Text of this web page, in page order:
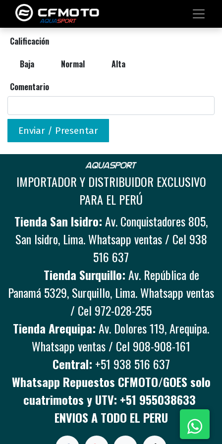
Calificación
Baja
Normal
Alta
Comentario
Enviar / Presentar
IMPORTADOR Y DISTRIBUIDOR EXCLUSIVO
PARA EL PERÚ
Tienda San Isidro:Av. Conquistadores 805,
San Isidro, Lima. Whatsapp ventas / Cel 938
516 637
Tienda Surquillo:Av. República de
Panamá 5329, Surquillo, Lima. Whatsapp ventas
/ Cel 972-028-255
Tienda Arequipa:Av. Dolores 119, Arequipa.
Whatsapp ventas / Cel 908-908-161
Central: +51 938 516 637
Whatsapp Repuestos CFMOTO/GOES solo
cuatrimotos y UTV: +51 955038633
ENVIOS A TODO EL PERU